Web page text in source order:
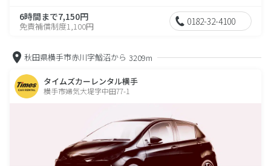
6時間まで7,150円
免責補償制度1,100円 0182-32-4100
秋田県横手市赤川字鰌沼から 3209m
タイムズカーレンタル横手
横手市婦気大堤字中田77-1